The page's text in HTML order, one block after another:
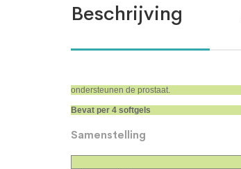
Beschrijving
ondersteunen de prostaat.
Bevat per 4 softgels
Samenstelling